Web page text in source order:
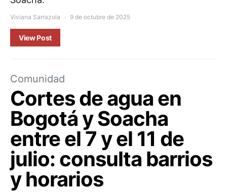
Viviana Sarrazola 9 de octubre de 2025
View Post
Comunidad
Cortes de agua en
Bogotá y Soacha
entre el 7 y el 11 de
julio: consulta barrios
y horarios